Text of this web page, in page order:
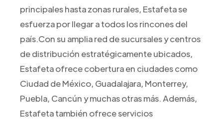
principales hasta zonas rurales, Estafeta se
esfuerza por llegar a todos los rincones del
país.Con su amplia red de sucursales y centros
de distribución estratégicamente ubicados,
Estafeta ofrece cobertura en ciudades como
Ciudad de México, Guadalajara, Monterrey,
Puebla, Cancún y muchas otras más. Además,
Estafeta también ofrece servicios